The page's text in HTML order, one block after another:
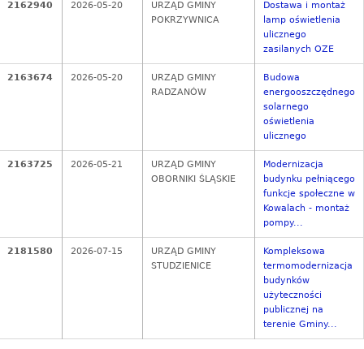
2162940 2026-05-20
URZĄD GMINY
POKRZYWNICA
Dostawa i montaż
lamp oświetlenia
ulicznego
zasilanych OZE
2163674 2026-05-20
URZĄD GMINY
RADZANÓW
Budowa
energooszczędnego
solarnego
oświetlenia
ulicznego
2163725 2026-05-21
URZĄD GMINY
OBORNIKI ŚLĄSKIE
Modernizacja
budynku pełniącego
funkcje społeczne w
Kowalach - montaż
pompy...
2181580 2026-07-15
URZĄD GMINY
STUDZIENICE
Kompleksowa
termomodernizacja
budynków
użyteczności
publicznej na
terenie Gminy...